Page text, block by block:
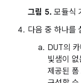
그림 5. 모듈식
다음 중 하나를
DUT의
빛샘이
제공된